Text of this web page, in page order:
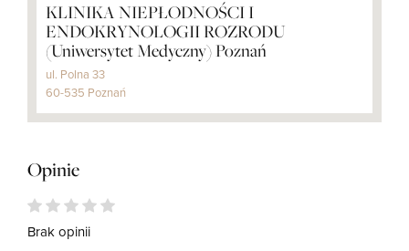
KLINIKA NIEPŁODNOŚCI I
ENDOKRYNOLOGII ROZRODU
(Uniwersytet Medyczny) Poznań
ul. Polna 33
60-535 Poznań
Opinie
Brak opinii